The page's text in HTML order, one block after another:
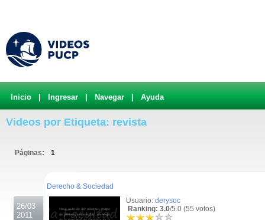
Inicio Ingresar Navegar Ayuda
Videos por Etiqueta: revista
Páginas: 1
26/03
2011
Derecho & Sociedad
Usuario: derysoc
Ranking: 3.0/5.0 (55 votos)